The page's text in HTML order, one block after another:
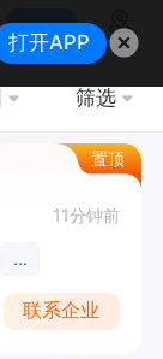
搜索
地图
筛选
置顶
11分钟前
...
联系企业
打开APP